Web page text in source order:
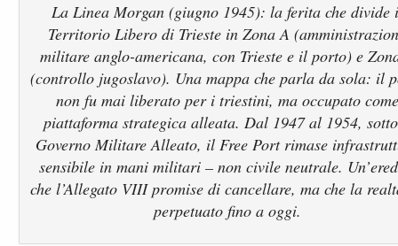
La Linea Morgan (giugno 1945): la ferita che divide
Territorio Libero di Trieste in Zona A
militare anglo-americana, con Trieste e il porto) e
(controllo jugoslavo). Una mappa che parla da sola: il
non fu mai liberato per i triestini, ma occupato come
piattaforma strategica alleata. Dal 1947 al 1954,
Governo Militare Alleato, il Free Port rimase
sensibile in mani militari – non civile neutrale.
che l’Allegato VIII promise di cancellare, ma che la
perpetuato fino a oggi.